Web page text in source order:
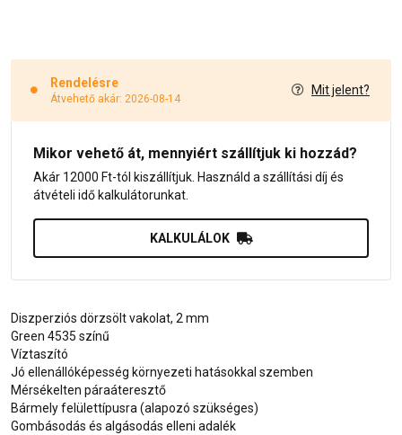
Rendelésre
Átvehető akár: 2026-08-14
Mit jelent?
Mikor vehető át, mennyiért szállítjuk ki hozzád?
Akár 12000 Ft-tól kiszállítjuk. Használd a szállítási díj és
átvételi idő kalkulátorunkat.
KALKULÁLOK
Diszperziós dörzsölt vakolat, 2 mm
Green 4535 színű
Víztaszító
Jó ellenállóképesség környezeti hatásokkal szemben
Mérsékelten páraáteresztő
Bármely felülettípusra (alapozó szükséges)
Gombásodás és algásodás elleni adalék